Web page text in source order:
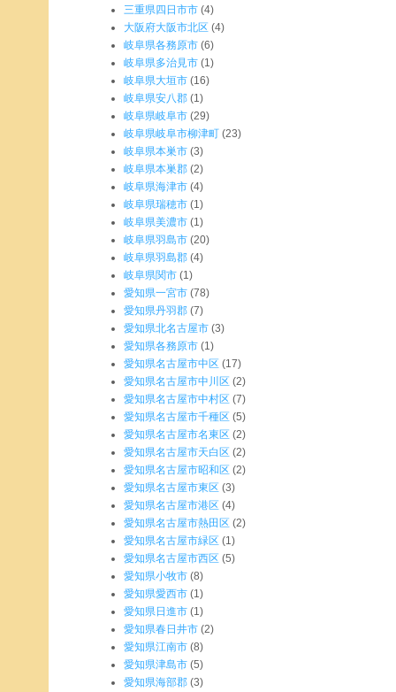
三重県四日市市 (4)
大阪府大阪市北区 (4)
岐阜県各務原市 (6)
岐阜県多治見市 (1)
岐阜県大垣市 (16)
岐阜県安八郡 (1)
岐阜県岐阜市 (29)
岐阜県岐阜市柳津町 (23)
岐阜県本巣市 (3)
岐阜県本巣郡 (2)
岐阜県海津市 (4)
岐阜県瑞穂市 (1)
岐阜県美濃市 (1)
岐阜県羽島市 (20)
岐阜県羽島郡 (4)
岐阜県関市 (1)
愛知県一宮市 (78)
愛知県丹羽郡 (7)
愛知県北名古屋市 (3)
愛知県各務原市 (1)
愛知県名古屋市中区 (17)
愛知県名古屋市中川区 (2)
愛知県名古屋市中村区 (7)
愛知県名古屋市千種区 (5)
愛知県名古屋市名東区 (2)
愛知県名古屋市天白区 (2)
愛知県名古屋市昭和区 (2)
愛知県名古屋市東区 (3)
愛知県名古屋市港区 (4)
愛知県名古屋市熱田区 (2)
愛知県名古屋市緑区 (1)
愛知県名古屋市西区 (5)
愛知県小牧市 (8)
愛知県愛西市 (1)
愛知県日進市 (1)
愛知県春日井市 (2)
愛知県江南市 (8)
愛知県津島市 (5)
愛知県海部郡 (3)